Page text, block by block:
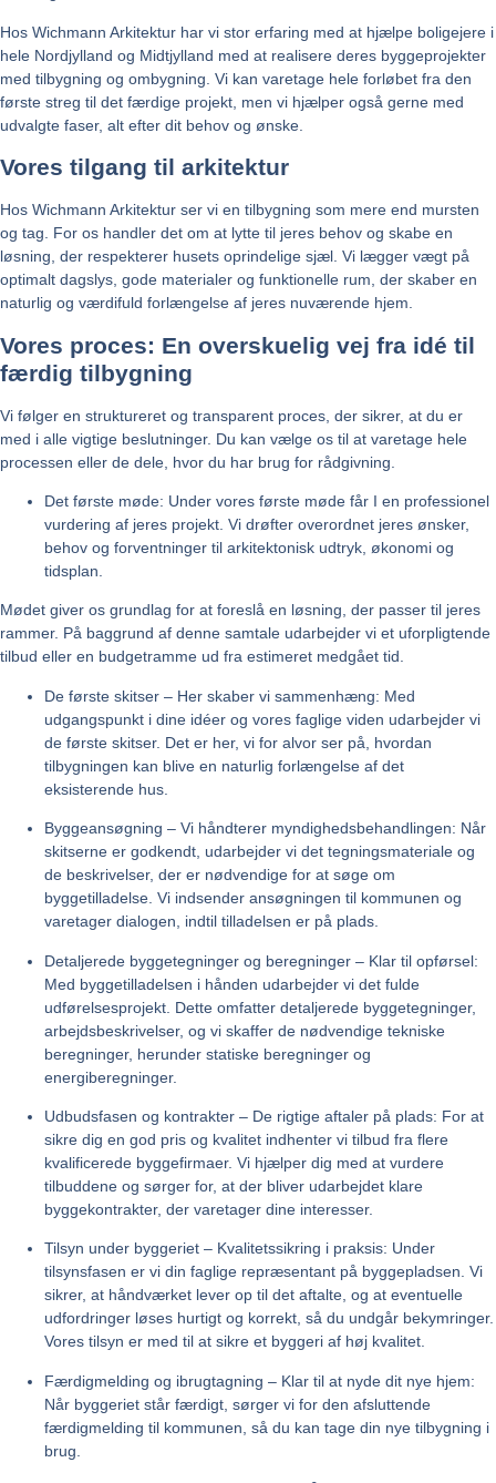
Hos Wichmann Arkitektur har vi stor erfaring med at hjælpe boligejere i
hele Nordjylland og Midtjylland med at realisere deres byggeprojekter
med tilbygning og ombygning. Vi kan varetage hele forløbet fra den
første streg til det færdige projekt, men vi hjælper også gerne med
udvalgte faser, alt efter dit behov og ønske.
Vores tilgang til arkitektur
Hos Wichmann Arkitektur ser vi en tilbygning som mere end mursten
og tag. For os handler det om at lytte til jeres behov og skabe en
løsning, der respekterer husets oprindelige sjæl. Vi lægger vægt på
optimalt dagslys, gode materialer og funktionelle rum, der skaber en
naturlig og værdifuld forlængelse af jeres nuværende hjem.
Vores proces: En overskuelig vej fra idé til
færdig tilbygning
Vi følger en struktureret og transparent proces, der sikrer, at du er
med i alle vigtige beslutninger. Du kan vælge os til at varetage hele
processen eller de dele, hvor du har brug for rådgivning.
Det første møde: Under vores første møde får I en professionel
vurdering af jeres projekt. Vi drøfter overordnet jeres ønsker,
behov og forventninger til arkitektonisk udtryk, økonomi og
tidsplan.
Mødet giver os grundlag for at foreslå en løsning, der passer til jeres
rammer. På baggrund af denne samtale udarbejder vi et uforpligtende
tilbud eller en budgetramme ud fra estimeret medgået tid.
De første skitser – Her skaber vi sammenhæng: Med
udgangspunkt i dine idéer og vores faglige viden udarbejder vi
de første skitser. Det er her, vi for alvor ser på, hvordan
tilbygningen kan blive en naturlig forlængelse af det
eksisterende hus.
Byggeansøgning – Vi håndterer myndighedsbehandlingen: Når
skitserne er godkendt, udarbejder vi det tegningsmateriale og
de beskrivelser, der er nødvendige for at søge om
byggetilladelse. Vi indsender ansøgningen til kommunen og
varetager dialogen, indtil tilladelsen er på plads.
Detaljerede byggetegninger og beregninger – Klar til opførsel:
Med byggetilladelsen i hånden udarbejder vi det fulde
udførelsesprojekt. Dette omfatter detaljerede byggetegninger,
arbejdsbeskrivelser, og vi skaffer de nødvendige tekniske
beregninger, herunder statiske beregninger og
energiberegninger.
Udbudsfasen og kontrakter – De rigtige aftaler på plads: For at
sikre dig en god pris og kvalitet indhenter vi tilbud fra flere
kvalificerede byggefirmaer. Vi hjælper dig med at vurdere
tilbuddene og sørger for, at der bliver udarbejdet klare
byggekontrakter, der varetager dine interesser.
Tilsyn under byggeriet – Kvalitetssikring i praksis: Under
tilsynsfasen er vi din faglige repræsentant på byggepladsen. Vi
sikrer, at håndværket lever op til det aftalte, og at eventuelle
udfordringer løses hurtigt og korrekt, så du undgår bekymringer.
Vores tilsyn er med til at sikre et byggeri af høj kvalitet.
Færdigmelding og ibrugtagning – Klar til at nyde dit nye hjem:
Når byggeriet står færdigt, sørger vi for den afsluttende
færdigmelding til kommunen, så du kan tage din nye tilbygning i
brug.